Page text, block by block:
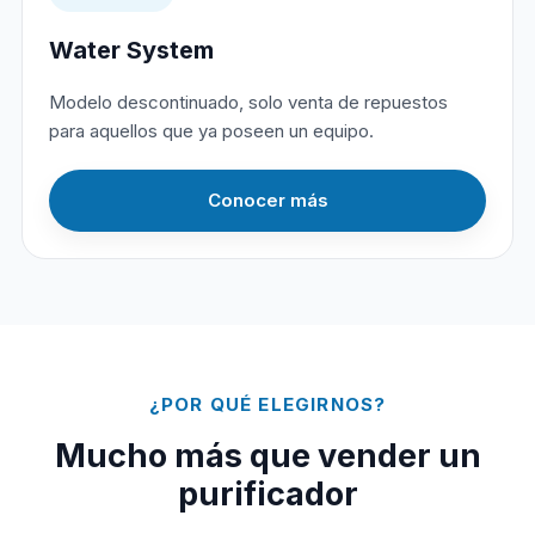
Water System
Modelo descontinuado, solo venta de repuestos
para aquellos que ya poseen un equipo.
Conocer más
¿POR QUÉ ELEGIRNOS?
Mucho más que vender un
purificador